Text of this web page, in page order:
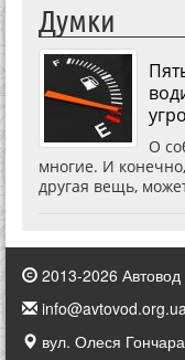
Думки
О
многие. И
другая вещь,
2013-2026 Автовод
info@avtovod.org.ua
вул. Олеся